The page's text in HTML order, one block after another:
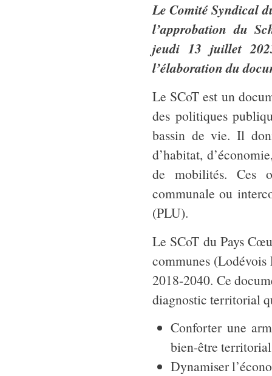
Le Comité Syndical
l’approbation du
jeudi 13 juillet
l’élaboration du
Le SCoT est un
des politiques
bassin de vie. Il
d’habitat,
de mobilités. Ces
communale ou
(PLU).
Le SCoT du Pays
communes
2018-2040. Ce
diagnostic territorial
Conforter une
bien-être
Dynamiser